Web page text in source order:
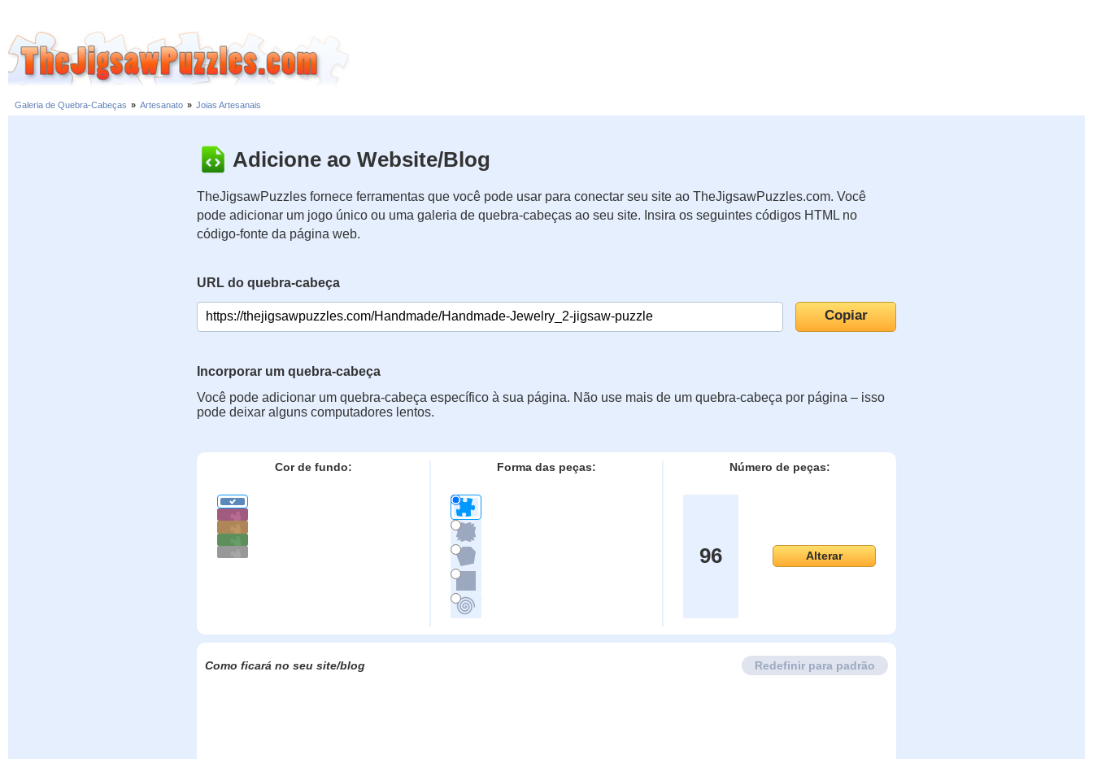
Galeria de Quebra-Cabeças » Artesanato » Joias Artesanais
Adicione ao Website/Blog
TheJigsawPuzzles fornece ferramentas que você pode usar para conectar seu site ao TheJigsawPuzzles.com. Você
pode adicionar um jogo único ou uma galeria de quebra-cabeças ao seu site. Insira os seguintes códigos HTML no
código-fonte da página web.
URL do quebra-cabeça
Incorporar um quebra-cabeça
Você pode adicionar um quebra-cabeça específico à sua página. Não use mais de um quebra-cabeça por página – isso
pode deixar alguns computadores lentos.
Cor de fundo: Forma das peças: Número de peças:
96 Alterar
Como ficará no seu site/blog Redefinir para padrão